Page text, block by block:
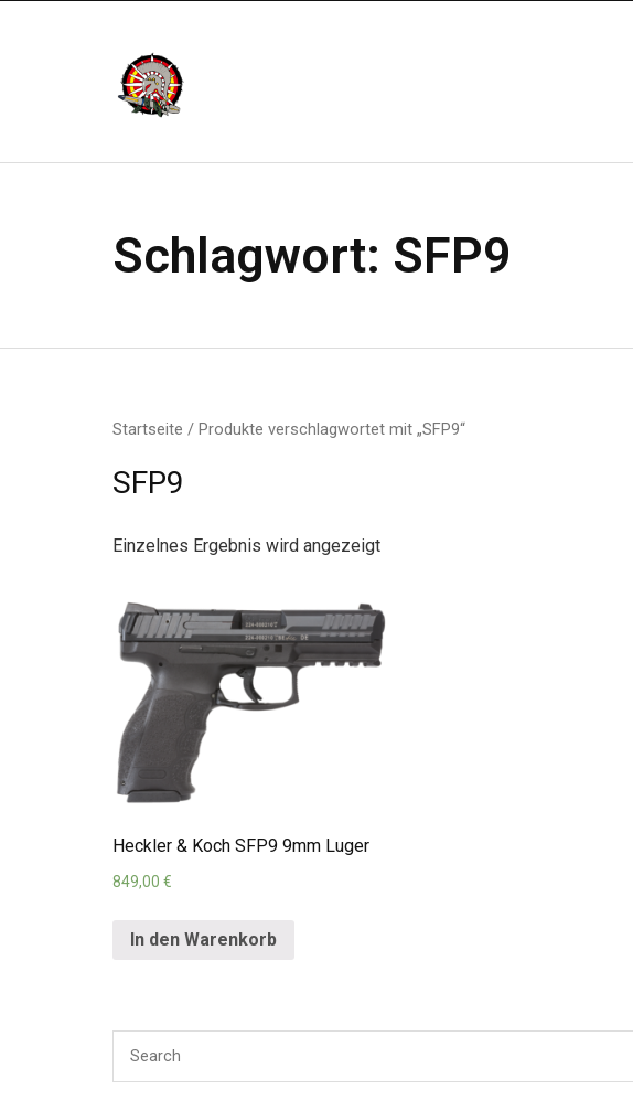
Schlagwort: SFP9
Startseite / Produkte verschlagwortet mit „SFP9“
SFP9
Einzelnes Ergebnis wird angezeigt
Heckler & Koch SFP9 9mm Luger
849,00 €
In den Warenkorb